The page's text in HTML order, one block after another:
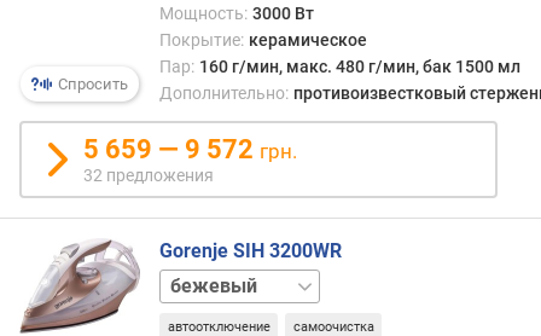
г
о
л
а
(
м
Спросить
Мощность: 3000 Вт
Покрытие: керамическое
Пар: 160 г/мин, макс. 480 г/мин, бак 1500 мл
Дополнительно: противоизвестковый
5 659 — 9 572 грн.
32 предложения
Gorenje SIH 3200WR
серебристый
синий
автоотключение самоочистка